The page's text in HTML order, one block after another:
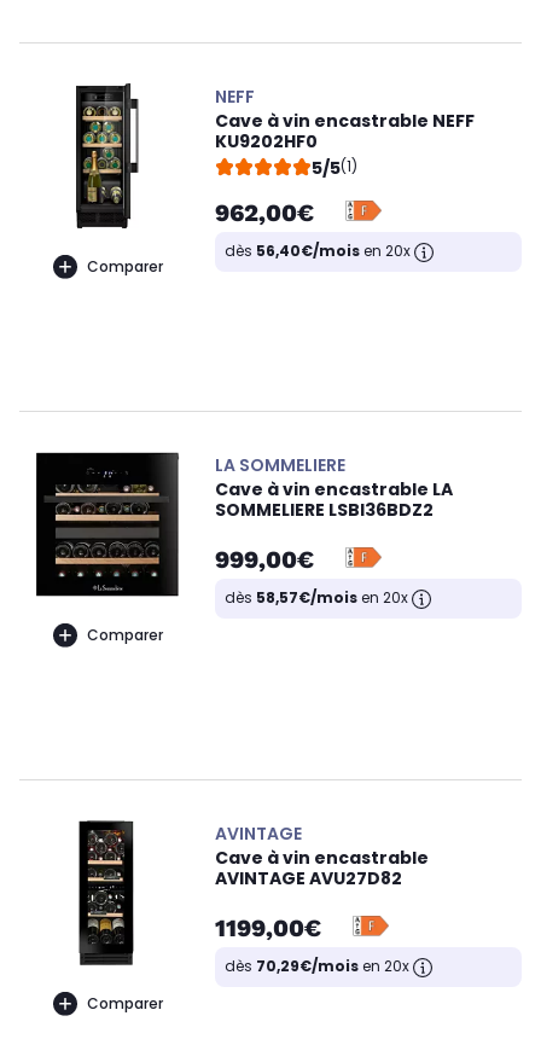
Comparer
NEFF
Cave à vin encastrable NEFF
KU9202HF0
5/5(1)
962,00€
dès 56,40€/moisen 20x
Comparer
LA SOMMELIERE
Cave à vin encastrable LA
SOMMELIERE LSBI36BDZ2
999,00€
dès 58,57€/moisen 20x
Comparer
AVINTAGE
Cave à vin encastrable
AVINTAGE AVU27D82
1199,00€
dès 70,29€/moisen 20x